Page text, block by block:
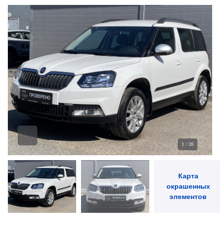
1 - Капот
2 - Переднее левое крыло
1 / 20
Карта
окрашенных
элементов